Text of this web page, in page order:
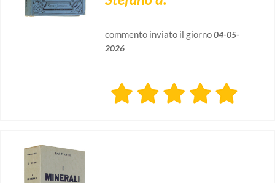
commento inviato il giorno04-05-
2026